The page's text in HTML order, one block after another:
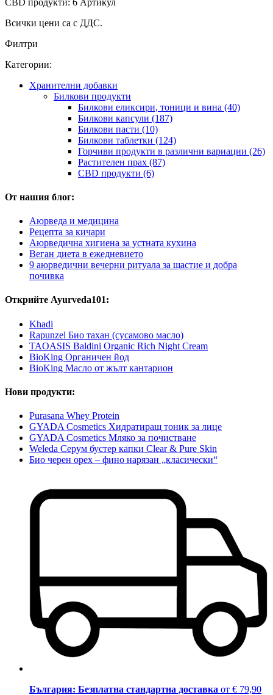
Всички цени са с ДДС.
Филтри
Категории:
Хранителни добавки
Билкови продукти
Билкови еликсири, тоници и вина (40)
Билкови капсули (187)
Билкови пасти (10)
Билкови таблетки (124)
Горчиви продукти в различни вариации (26)
Растителен прах (87)
CBD продукти (6)
От нашия блог:
Аюрведа и медицина
Рецепта за кичари
Аюрведична хигиена за устната кухина
Веган диета в ежедневието
9 аюрведични вечерни ритуала за щастие и добра
почивка
Открийте Ayurveda101:
Khadi
Rapunzel Био тахан (сусамово масло)
TAOASIS Baldini Organic Rich Night Cream
BioKing Органичен йод
BioKing Масло от жълт кантарион
Нови продукти:
Purasana Whey Protein
GYADA Cosmetics Хидратиращ тоник за лице
GYADA Cosmetics Мляко за почистване
Weleda Серум бустер капки Clear & Pure Skin
Био черен орех – фино нарязан „класически“
България: Безплатна стандартна доставка от € 79,90